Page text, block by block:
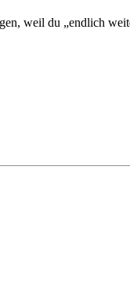
weil du „endlich